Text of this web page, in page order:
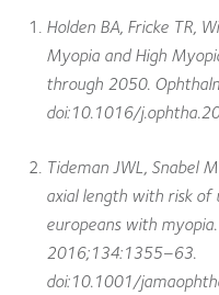
Holden BA, Fricke TR,
Myopia and High
through 2050.
doi:10.1016/
Tideman JWL, Snabel
axial length with risk
europeans with
2016;134:1355–63.
doi:10.1001/